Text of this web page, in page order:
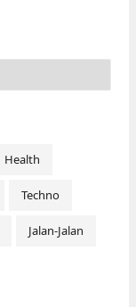
Health
Techno
Jalan-Jalan